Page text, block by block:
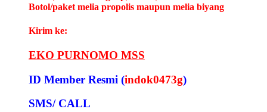
Botol/paket melia propolis maupun melia biyang
Kirim ke:
EKO PURNOMO MSS
ID Member Resmi (indok0473g)
SMS/ CALL